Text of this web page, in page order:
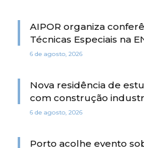
AIPOR organiza
Técnicas Especiais na
6 de agosto, 2026
Nova residência de
com construção
6 de agosto, 2026
Porto acolhe evento